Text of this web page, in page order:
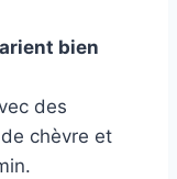
bien
des
chèvre et